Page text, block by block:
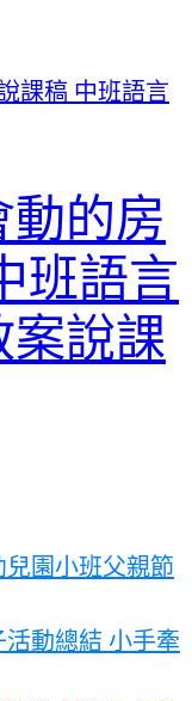
動的房
班語言
案說課
園小班父親節
動總結 小手牽